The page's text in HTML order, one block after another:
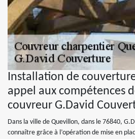
Installation de
appel aux compétences
couvreur G.David
Dans la ville de Quevillon, dans le 76840,
connaître grâce à l’opération de mise en